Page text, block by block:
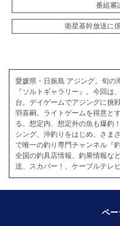
番組審
衛星基幹放送に
愛媛県・日振島 アジング。旬の
『ソルトギャラリー』。今回は
台。デイゲームでアジングに挑
羽喜嗣。ライトゲームを得意と
る。想定内、想定外の魚も爆釣
シング、沖釣りをはじめ、さま
で唯一の釣り専門チャンネル『
全国の釣具店情報、釣果情報な
送、スカパー！、ケーブルテレ
ペー